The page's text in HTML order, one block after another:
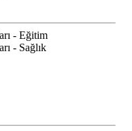
- Eğitim
- Sağlık